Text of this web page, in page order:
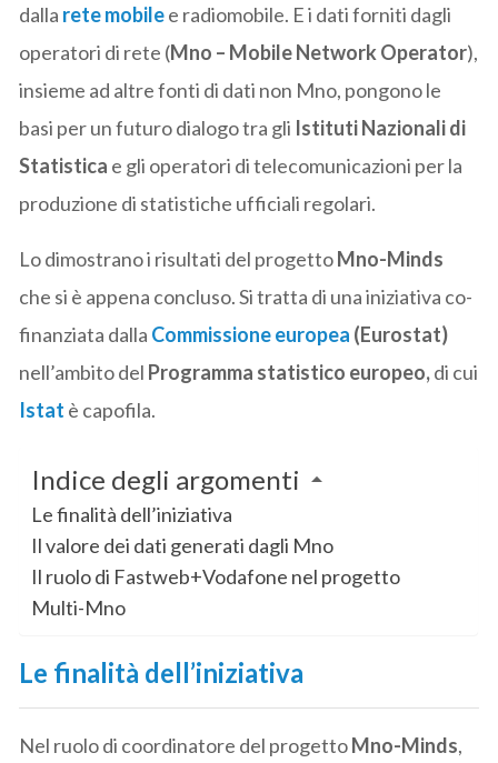
dalla rete mobilee radiomobile. E i dati forniti dagli
operatori di rete (Mno – Mobile Network Operator),
insieme ad altre fonti di dati non Mno, pongono le
basi per un futuro dialogo tra gli Istituti Nazionali di
Statistica e gli operatori di telecomunicazioni per la
produzione di statistiche ufficiali regolari.
Lo dimostrano i risultati del progettoMno-Minds
che si è appena concluso. Si tratta di una iniziativa co-
finanziata dalla Commissione europea (Eurostat)
nell’ambito del Programma statistico europeo,di cui
Istat è capofila.
Indice degli argomenti
Le finalità dell’iniziativa
Il valore dei dati generati dagli Mno
Il ruolo di Fastweb+Vodafone nel progetto
Multi-Mno
Le finalità dell’iniziativa
Nel ruolo di coordinatore del progettoMno-Minds,